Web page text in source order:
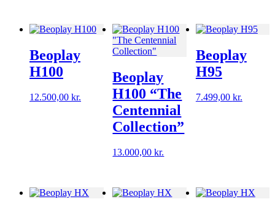
Beoplay
H100
12.500,00 kr.
Beoplay
H100 “The
Centennial
Collection”
13.000,00kr.
Beoplay
H95
7.499,00 kr.